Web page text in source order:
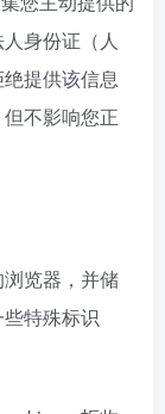
身份证（人
提供该信息
不影响您正
览器，并储
特殊标识